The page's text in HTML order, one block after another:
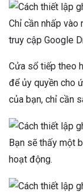
Chỉ cần nhấp vào
truy cập Google
Cửa sổ tiếp theo
để ủy quyền cho
của bạn, chỉ cần
Bạn sẽ thấy một
hoạt động.